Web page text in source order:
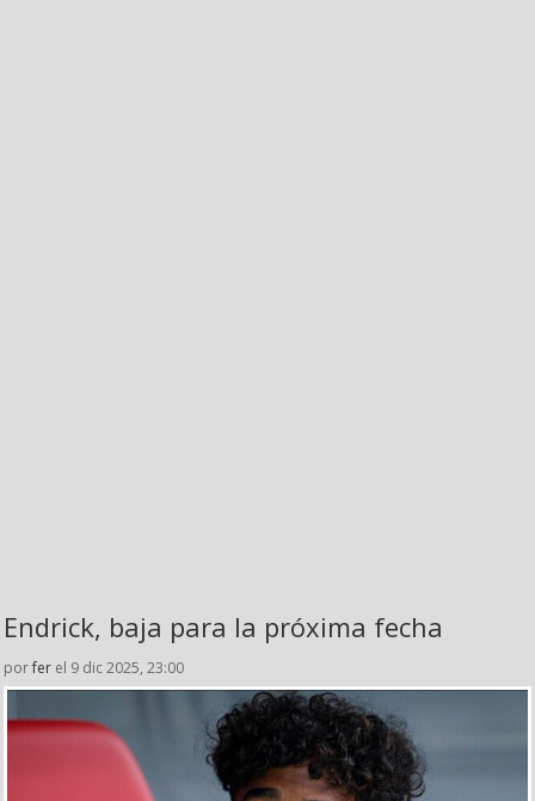
Endrick, baja para la próxima fecha
porfer el 9 dic 2025, 23:00